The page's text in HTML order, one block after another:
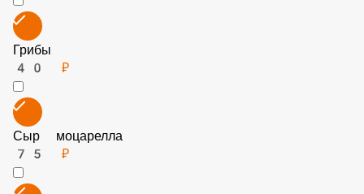
Помидор
40 ₽